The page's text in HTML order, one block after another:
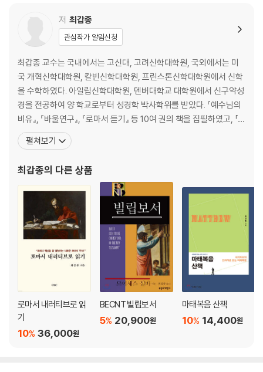
열한 번째 문단 롬 5:1-11 칭의가 가져오는 놀라운 축복
열두 번째 문단 롬 5:12-21 아담과 그리스도
열세 번째 문단 롬 6:1-14 새 삶의 근거, 그리스도와 함께 죽고, 함께 살아
열네 번째 문단 롬 6:15-23 죄의 종이 아닌 하나님의 종으로서의 삶
열다섯 번째 문단 롬 7:1-6 율법으로부터의 자유
열여섯 번째 문단 롬 7:7-13 율법의 역할
열일곱 번째 문단 롬7:14-25 율법, 죄, 그리고 '나'의 연관성
열여덟 번째 문단 롬 8:1-17 크리스천의 자유와 성령을 따른 삶
열아홉 번째 문단 롬 8:18-30 성령 안에서 누리는 영광의 삶
스물한 번째 문단 롬 9:1-13 바울과 이스라엘
스물두 번째 문단 롬 9:14-23 하나님의 선택과 구원
스물세 번째 문단 롬 9:24-29 이스라엘의 남은 자
스물네 번째 문단 롬 9:30-10:4 믿음에 의한 의와 율법에 의한 의
스물다섯 번째 문단 롬 10:5-13 구원은 오직 믿음으로
스물여섯 번째 문단 롬 10:14-21 이스라엘의 불순종과 이방인의 순종
스물일곱 번째 문단 롬 11:1-12 이스라엘을 버리지 않으시는 하나님
스물여덟 번째 문단 롬 11:13-24 참 감람나무와 돌 감람나무 비유
스물아홉 번째 문단 롬 11:25-36 하나님의 의의 성취, 이스라엘의 회복
서른 번째 문단 롬 12:1-8 크리스천의 삶의 원리
서른한 번째 문단 롬 12:9-21 사랑의 중요성
서른두 번째 문단 롬 13:1-7 시민으로서의 크리스천의 책임
서른세 번째 문단 롬 13:8-14 사랑의 빚
저 최갑종
관심작가 알림신청
최갑종 교수는 국내에서는 고신대, 고려신학대학원, 국외에서는 미
국 개혁신학대학원, 칼빈신학대학원, 프린스톤신학대학원에서 신학
을 수학하였다. 아일립신학대학원, 덴버대학교 대학원에서 신구약성
경을 전공하여 양 학교로부터 성경학 박사학위를 받았다. 『예수님의
비유』, 『바울연구』, 『로마서 듣기』 등 10여 권의 책을 집필하였고, 「목
회와 신학」, 「성경과 신학」, 「신약연구」 등의 학술지에 30여 편의 논
문을 발표하였으며, 한국복음주의신학회 2010년 4월 정기학술대회
선정되기도 하였다. 현재 백석대학교 신약학 교수로
펼쳐보기
최갑종의 다른 상품
로마서 내러티브로 읽
기
36,000원
10%
BECNT 빌립보서
20,900원
5%
마태복음 산책
14,400원
10%